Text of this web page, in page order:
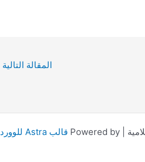
المقالة التالية
قالب Astra للووردبريس